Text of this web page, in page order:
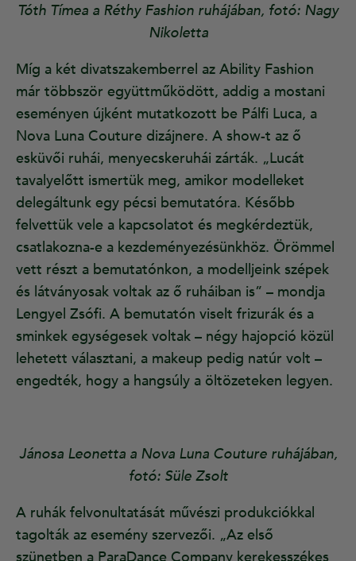
Tóth Tímea a Réthy Fashion ruhájában, fotó: Nagy
Nikoletta
Míg a két divatszakemberrel az Ability Fashion
már többször együttműködött, addig a mostani
eseményen újként mutatkozott be Pálfi Luca, a
Nova Luna Couture dizájnere. A show-t az ő
esküvői ruhái, menyecskeruhái zárták. „Lucát
tavalyelőtt ismertük meg, amikor modelleket
delegáltunk egy pécsi bemutatóra. Később
felvettük vele a kapcsolatot és megkérdeztük,
csatlakozna-e a kezdeményezésünkhöz. Örömmel
vett részt a bemutatónkon, a modelljeink szépek
és látványosak voltak az ő ruháiban is” – mondja
Lengyel Zsófi. A bemutatón viselt frizurák és a
sminkek egységesek voltak – négy hajopció közül
lehetett választani, a makeup pedig natúr volt –
engedték, hogy a hangsúly a öltözeteken legyen.
Jánosa Leonetta a Nova Luna Couture ruhájában,
fotó: Süle Zsolt
A ruhák felvonultatását művészi produkciókkal
tagolták az esemény szervezői. „Az első